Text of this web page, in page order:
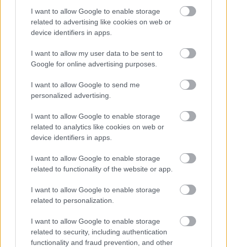
I want to allow Google to enable storage
related to advertising like cookies on web or
device identifiers in apps.
I want to allow my user data to be sent to
Google for online advertising purposes.
I want to allow Google to send me
personalized advertising.
I want to allow Google to enable storage
related to analytics like cookies on web or
device identifiers in apps.
I want to allow Google to enable storage
related to functionality of the website or app.
I want to allow Google to enable storage
related to personalization.
I want to allow Google to enable storage
related to security, including authentication
functionality and fraud prevention, and other